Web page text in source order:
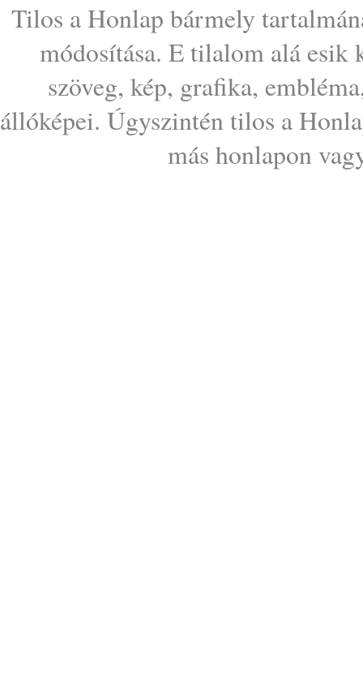
Tilos a Honlap bármely
módosítása. E tilalom alá esik
szöveg, kép, grafika,
állóképei. Úgyszintén tilos a
más honlapon